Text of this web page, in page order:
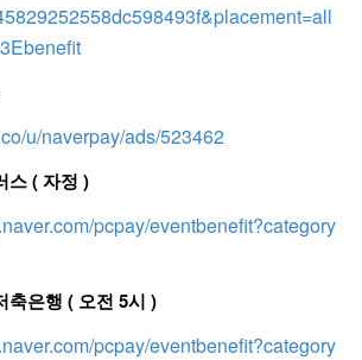
u/naverpay/ads/523462
스 ( 자정 )
pcpay/eventbenefit?category
축은행 ( 오전 5시 )
pcpay/eventbenefit?category